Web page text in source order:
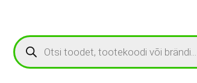
Products
search